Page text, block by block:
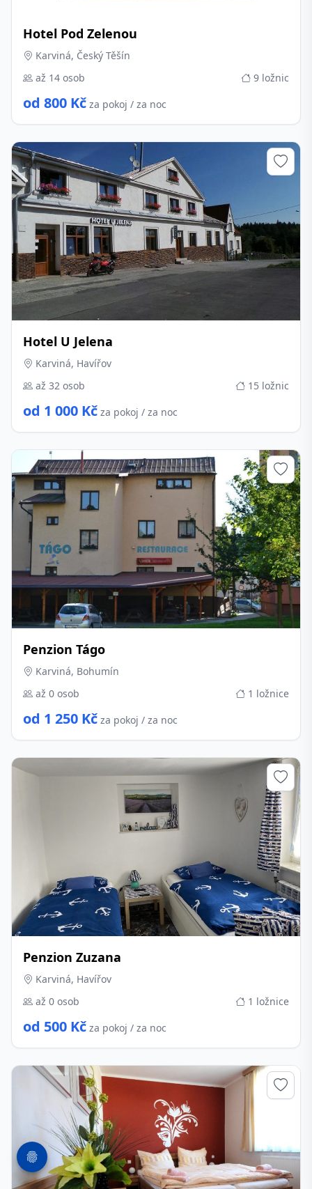
Hotel Pod Zelenou
Karviná, Český Těšín
až 14 osob
9 ložnic
od 800 Kč za pokoj / za noc
Hotel U Jelena
Karviná, Havířov
až 32 osob
15 ložnic
od 1 000 Kč za pokoj / za noc
Penzion Tágo
Karviná, Bohumín
až 0 osob
1 ložnice
od 1 250 Kč za pokoj / za noc
Penzion Zuzana
Karviná, Havířov
až 0 osob
1 ložnice
od 500 Kč za pokoj / za noc